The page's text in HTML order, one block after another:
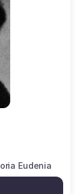
Eudenia